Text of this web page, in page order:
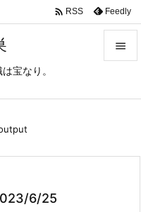
宝なり。

 RSS Feedly
6/25